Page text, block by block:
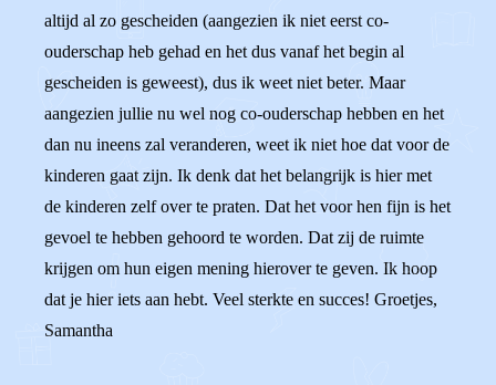
altijd al zo gescheiden (aangezien ik niet eerst co-
ouderschap heb gehad en het dus vanaf het begin al
gescheiden is geweest), dus ik weet niet beter. Maar
aangezien jullie nu wel nog co-ouderschap hebben en het
dan nu ineens zal veranderen, weet ik niet hoe dat voor de
kinderen gaat zijn. Ik denk dat het belangrijk is hier met
de kinderen zelf over te praten. Dat het voor hen fijn is het
gevoel te hebben gehoord te worden. Dat zij de ruimte
krijgen om hun eigen mening hierover te geven. Ik hoop
dat je hier iets aan hebt. Veel sterkte en succes! Groetjes,
Samantha